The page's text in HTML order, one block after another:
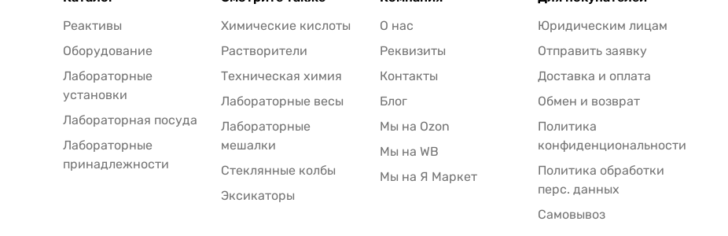
Реактивы
Оборудование
Лабораторные
установки
Лабораторная посуда
Лабораторные
принадлежности
Химические кислоты
Растворители
Техническая химия
Лабораторные весы
Лабораторные
мешалки
Стеклянные колбы
Эксикаторы
О нас
Реквизиты
Контакты
Блог
Мы на Ozon
Мы на WB
Мы на Я Маркет
Юридическим лицам
Отправить заявку
Доставка и оплата
Обмен и возврат
Политика
конфиденциональности
Политика обработки
перс. данных
Самовывоз